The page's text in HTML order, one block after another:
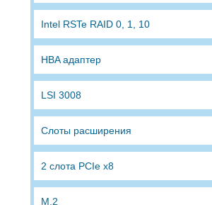
Intel RSTe RAID 0, 1, 10
HBA адаптер
LSI 3008
Слоты расширения
2 слота PCIe x8
M.2